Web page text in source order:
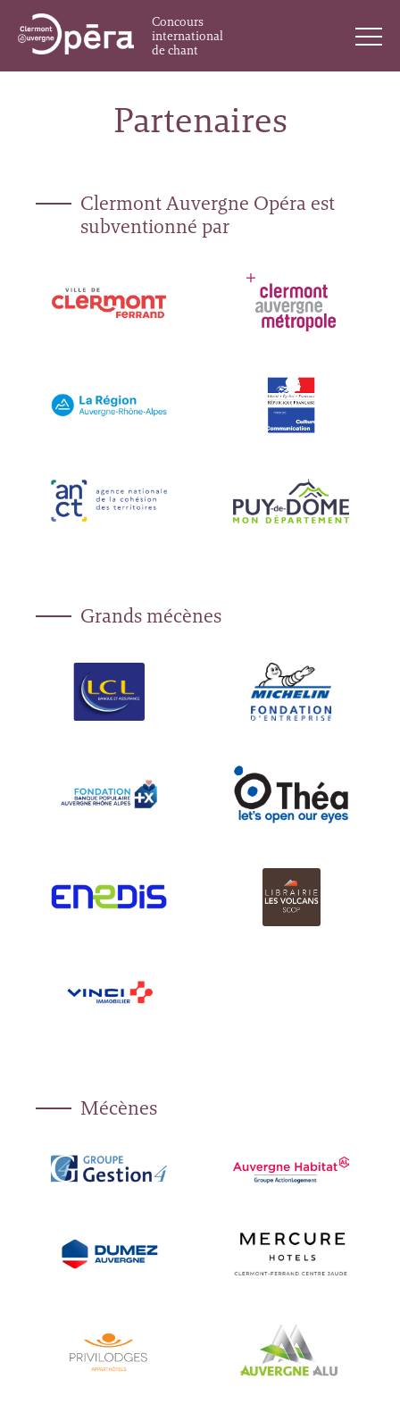
Concours
international
de chant
Partenaires
Clermont Auvergne Opéra est
subventionné par
Grands mécènes
Mécènes